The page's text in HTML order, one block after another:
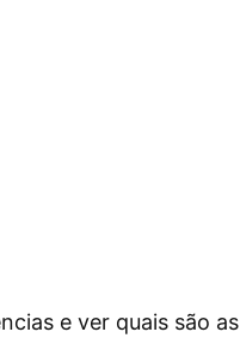
e ver quais são as